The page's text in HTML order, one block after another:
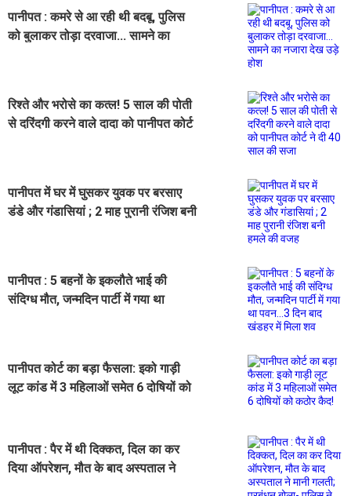
पानीपत : कमरे से आ रही थी बदबू, पुलिस
को बुलाकर तोड़ा दरवाजा... सामने का
रिश्ते और भरोसे का कत्ल! 5 साल की पोती
से दरिंदगी करने वाले दादा को पानीपत कोर्ट
पानीपत में घर में घुसकर युवक पर बरसाए
डंडे और गंडासियां ; 2 माह पुरानी रंजिश बनी
पानीपत : 5 बहनों के इकलौते भाई की
संदिग्ध मौत, जन्मदिन पार्टी में गया था
पानीपत कोर्ट का बड़ा फैसला: इको गाड़ी
लूट कांड में 3 महिलाओं समेत 6 दोषियों को
पानीपत : पैर में थी दिक्कत, दिल का कर
दिया ऑपरेशन, मौत के बाद अस्पताल ने